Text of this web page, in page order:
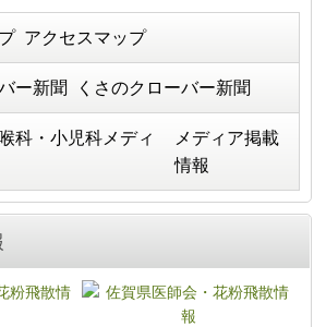
アクセスマップ
くさのクローバー新聞
メディア掲載
情報